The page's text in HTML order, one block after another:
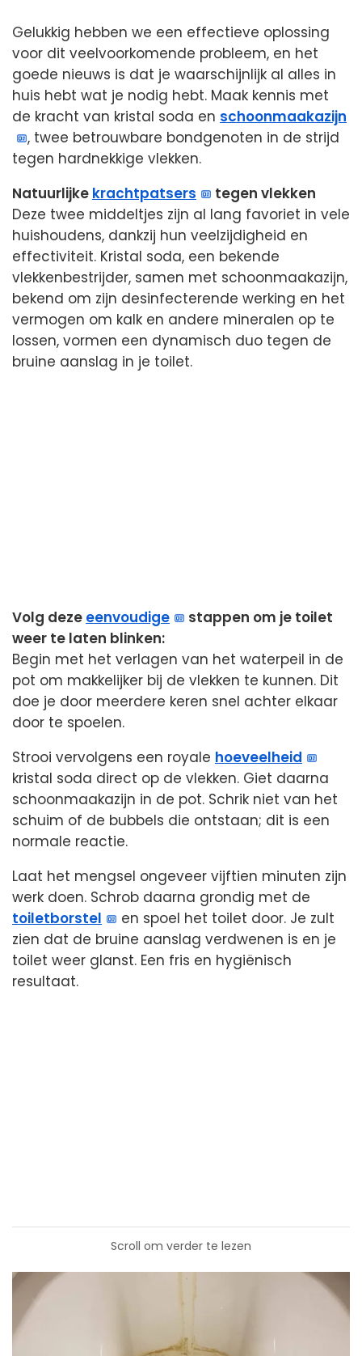
Gelukkig hebben we een effectieve oplossing
voor dit veelvoorkomende probleem, en het
goede nieuws is dat je waarschijnlijk al alles in
huis hebt wat je nodig hebt. Maak kennis met
de kracht van kristal soda en schoonmaakazijn
, twee betrouwbare bondgenoten in de strijd
tegen hardnekkige vlekken.
Natuurlijke krachtpatsers
tegen vlekken
Deze twee middeltjes zijn al lang favoriet in vele
huishoudens, dankzij hun veelzijdigheid en
effectiviteit. Kristal soda, een bekende
vlekkenbestrijder, samen met schoonmaakazijn,
bekend om zijn desinfecterende werking en het
vermogen om kalk en andere mineralen op te
lossen, vormen een dynamisch duo tegen de
bruine aanslag in je toilet.
Volg deze eenvoudige
stappen om je toilet
weer te laten blinken:
Begin met het verlagen van het waterpeil in de
pot om makkelijker bij de vlekken te kunnen. Dit
doe je door meerdere keren snel achter elkaar
door te spoelen.
Strooi vervolgens een royale hoeveelheid
kristal soda direct op de vlekken. Giet daarna
schoonmaakazijn in de pot. Schrik niet van het
schuim of de bubbels die ontstaan; dit is een
normale reactie.
Laat het mengsel ongeveer vijftien minuten zijn
werk doen. Schrob daarna grondig met de
toiletborstel
en spoel het toilet door. Je zult
zien dat de bruine aanslag verdwenen is en je
toilet weer glanst. Een fris en hygiënisch
resultaat.
Scroll om verder te lezen